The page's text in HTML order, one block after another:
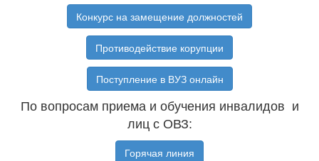
Конкурс на замещение должностей
Противодействие корупции
Поступление в ВУЗ онлайн
По вопросам приема и обучения инвалидов и
лиц с ОВЗ:
Горячая линия